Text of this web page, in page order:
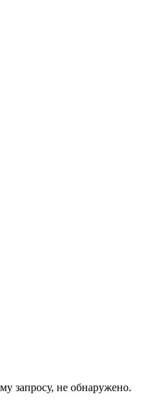
запросу, не обнаружено.